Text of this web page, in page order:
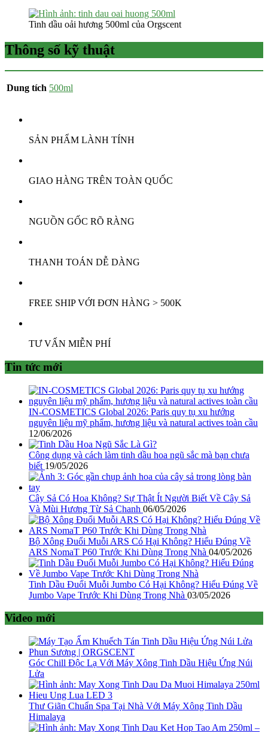
Tinh dầu oải hương 500ml của Orgscent
Thông số kỹ thuật
Dung tích 500ml
SẢN PHẨM LÀNH TÍNH
GIAO HÀNG TRÊN TOÀN QUỐC
NGUỒN GỐC RÕ RÀNG
THANH TOÁN DỄ DÀNG
FREE SHIP VỚI ĐƠN HÀNG > 500K
TƯ VẤN MIỄN PHÍ
Tin tức mới
IN-COSMETICS Global 2026: Paris quy tụ xu hướng
nguyên liệu mỹ phẩm, hương liệu và natural actives toàn cầu
12/06/2026
Công dụng và cách làm tinh dầu hoa ngũ sắc mà bạn chưa
biết 19/05/2026
Cây Sả Có Hoa Không? Sự Thật Ít Người Biết Về Cây Sả
Và Mùi Hương Từ Sả Chanh 06/05/2026
Bộ Xông Đuổi Muỗi ARS Có Hại Không? Hiểu Đúng Về
ARS NomaT P60 Trước Khi Dùng Trong Nhà 04/05/2026
Tinh Dầu Đuổi Muỗi Jumbo Có Hại Không? Hiểu Đúng Về
Jumbo Vape Trước Khi Dùng Trong Nhà 03/05/2026
Video mới
Góc Chill Độc Lạ Với Máy Xông Tinh Dầu Hiệu Ứng Núi
Lửa
Thư Giãn Chuẩn Spa Tại Nhà Với Máy Xông Tinh Dầu
Himalaya